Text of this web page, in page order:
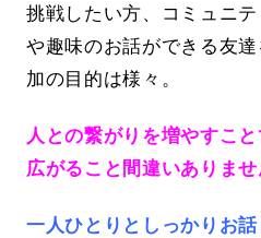
挑戦したい方、コミュニ
や趣味のお話ができる友
加の目的は様々。
人との繋がりを増やすこ
広がること間違いありませ
一人ひとりとしっかりお